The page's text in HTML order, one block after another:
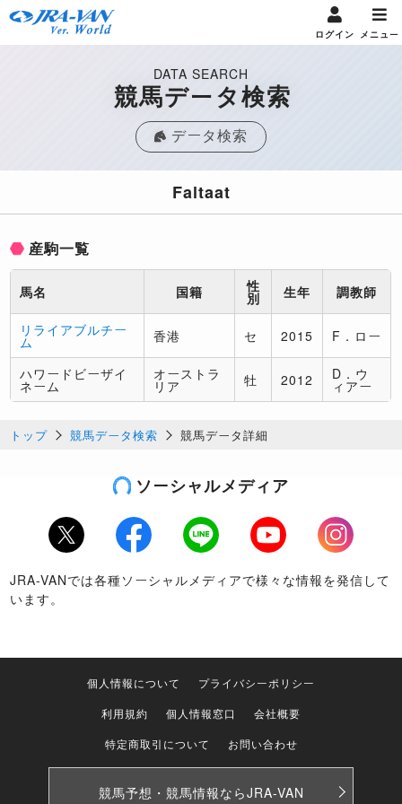
ログイン メニュー
DATA SEARCH
競馬データ検索
データ検索
Faltaat
産駒一覧
馬名 国籍 性
別 生年 調教師
リライアブルチー
ム 香港 セ 2015 F．ロー
ハワードビーザイ
ネーム
オーストラ
リア 牡 2012 D．ウ
ィアー
トップ 競馬データ検索 競馬データ詳細
ソーシャルメディア
Twitter Facebook LINE Youtube
Instagram
JRA-VANでは各種ソーシャルメディアで様々な情報を発信して
います。
個人情報について
プライバシーポリシー
利用規約
個人情報窓口
会社概要
特定商取引について
お問い合わせ
競馬予想・競馬情報ならJRA-VAN